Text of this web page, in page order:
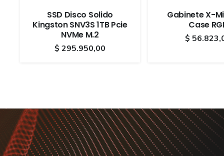
SSD Disco Solido
Kingston SNV3S 1TB Pcie
NVMe M.2
$ 295.950,00
Gabinete X-
Case
$